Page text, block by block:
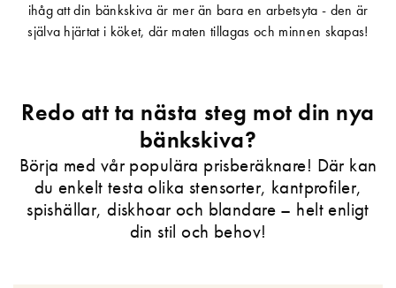
ihåg att din bänkskiva är mer än bara en arbetsyta - den är
själva hjärtat i köket, där maten tillagas och minnen skapas!
Redo att ta nästa steg mot din nya
bänkskiva?
Börja med vår populära prisberäknare! Där kan
du enkelt testa olika stensorter, kantprofiler,
spishällar, diskhoar och blandare – helt enligt
din stil och behov!